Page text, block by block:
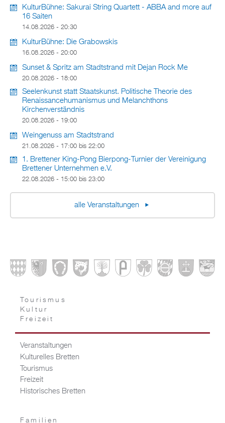
KulturBühne: Sakurai String Quartett - ABBA and more auf
16 Saiten
14.08.2026 - 20:30
KulturBühne: Die Grabowskis
16.08.2026 - 20:00
Sunset & Spritz am Stadtstrand mit Dejan Rock Me
20.08.2026 - 18:00
Seelenkunst statt Staatskunst. Politische Theorie des
Renaissancehumanismus und Melanchthons
Kirchenverständnis
20.08.2026 - 19:00
Weingenuss am Stadtstrand
21.08.2026 - 17:00 bis 22:00
1. Brettener King-Pong Bierpong-Turnier der Vereinigung
Brettener Unternehmen e.V.
22.08.2026 - 15:00 bis 23:00
alle Veranstaltungen
Tourismus
Kultur
Freizeit
Veranstaltungen
Kulturelles Bretten
Tourismus
Freizeit
Historisches Bretten
Familien